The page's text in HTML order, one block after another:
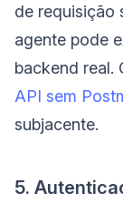
de requisição
agente pode
backend real.
API sem
subjacente.
5.